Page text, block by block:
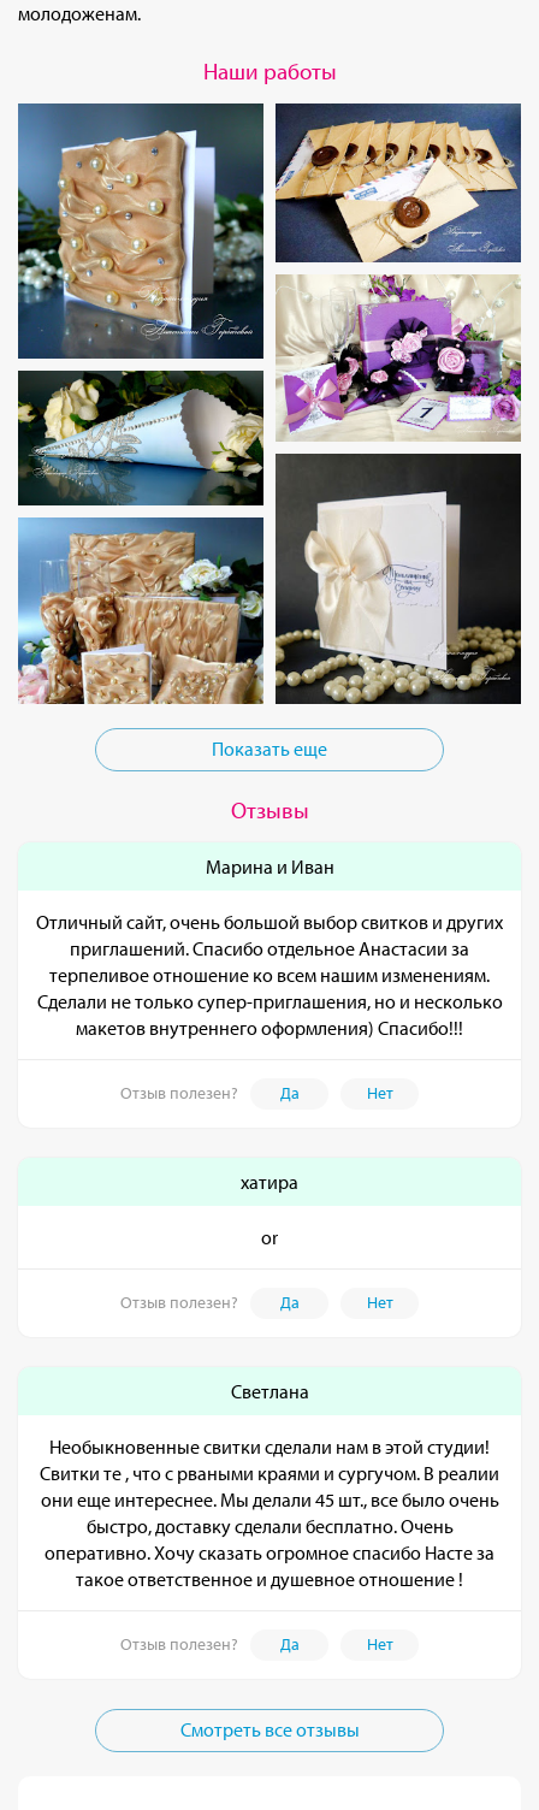
молодоженам.
Наши работы
Показать еще
Отзывы
Марина и Иван
Отличный сайт, очень большой выбор свитков и других
приглашений. Спасибо отдельное Анастасии за
терпеливое отношение ко всем нашим изменениям.
Сделали не только супер-приглашения, но и несколько
макетов внутреннего оформления) Спасибо!!!
Отзыв полезен? Да Нет
хатира
or
Отзыв полезен? Да Нет
Светлана
Необыкновенные свитки сделали нам в этой студии!
Свитки те , что с рваными краями и сургучом. В реалии
они еще интереснее. Мы делали 45 шт., все было очень
быстро, доставку сделали бесплатно. Очень
оперативно. Хочу сказать огромное спасибо Насте за
такое ответственное и душевное отношение !
Отзыв полезен? Да Нет
Смотреть все отзывы